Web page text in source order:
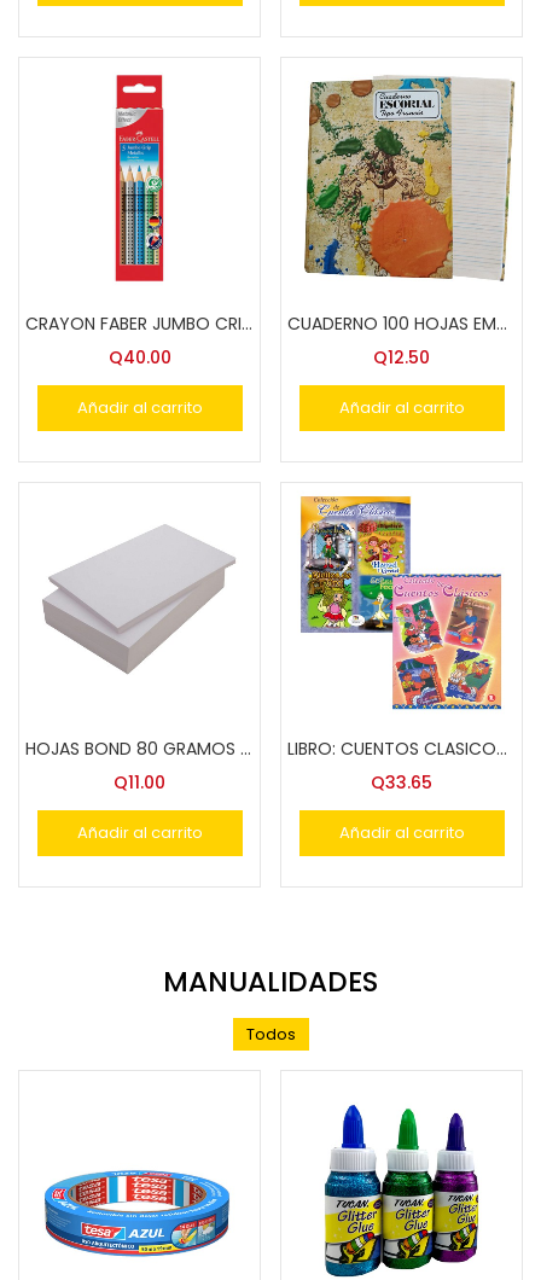
CRAYON FABER JUMBO CRIP 5 COLS. 110993
Q40.00
Añadir al carrito
CUADERNO 100 HOJAS EMP.COS. D/LINEAS T/FRANCES
Q12.50
Añadir al carrito
HOJAS BOND 80 GRAMOS T/OFICIO (CIENTO)
Q11.00
Añadir al carrito
LIBRO: CUENTOS CLASICOS C.GUATEMALTECA I, II
Q33.65
Añadir al carrito
MANUALIDADES
Todos